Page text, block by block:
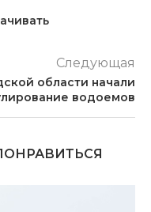
Следующая
области начали
водоемов